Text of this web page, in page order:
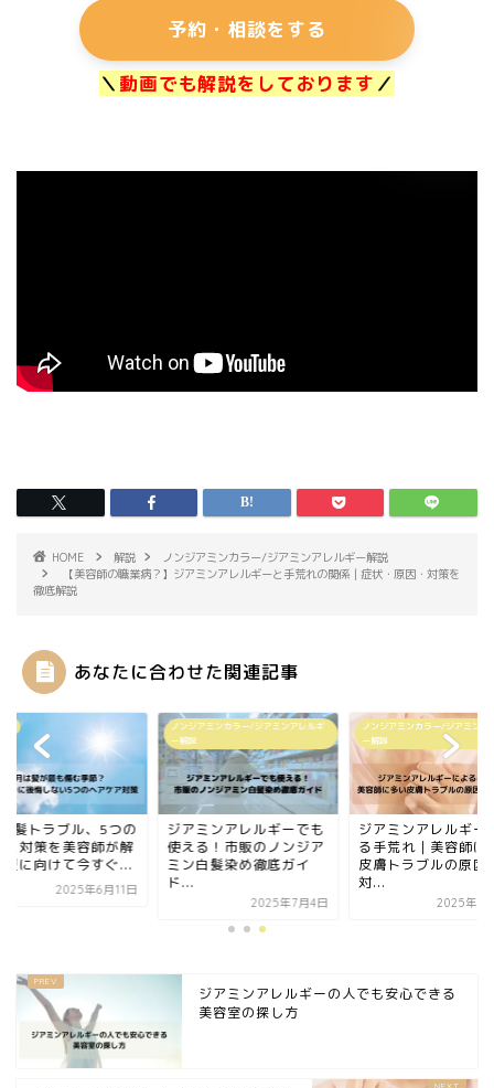
予約・相談をする
＼ 動画でも解説をしております ／
HOME 解説
ノンジアミンカラー/ジアミンアレルギー解説
【美容師の職業病？】ジアミンアレルギーと手荒れの関係｜症状・原因・対策を
徹底解説
あなたに合わせた関連記事
髪トラブル、5つの
と対策を美容師が解
夏に向けて今すぐ...
2025年6月11日
ノンジアミンカラー/ジアミンアレルギ
ー解説
ジアミンアレルギーでも
使える！市販のノンジア
ミン白髪染め徹底ガイ
ド...
2025年7月4日
ノンジアミンカラー/ジアミンア
ー解説
ジアミンアレルギー
る手荒れ｜美容師に
皮膚トラブルの原因
対...
2025年7
ジアミンアレルギーの人でも安心できる
美容室の探し方